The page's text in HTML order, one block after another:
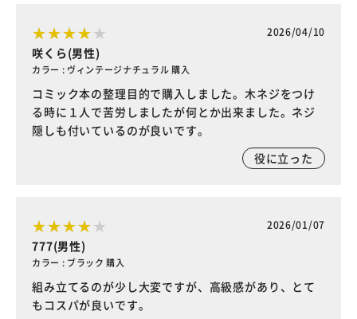
2026/04/10
咲くら(男性)
カラー : ヴィンテージナチュラル 購入
コミック本の整理目的で購入しました。木ネジをつけ
る時に１人で苦労しましたが何とか出来ました。ネジ
隠しも付いているのが良いです。
役に立った
2026/01/07
777(男性)
カラー : ブラック 購入
組み立てるのが少し大変ですが、高級感があり、とて
もコスパが良いです。